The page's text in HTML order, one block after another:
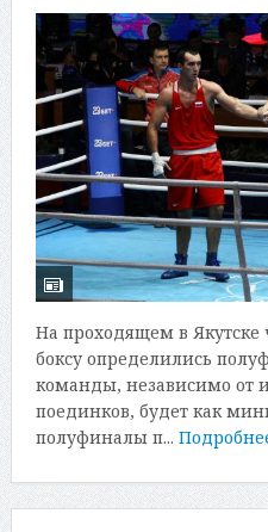
На проходящем в Якутске
боксу определились
команды, независимо от
поединков, будет как
полуфиналы п...